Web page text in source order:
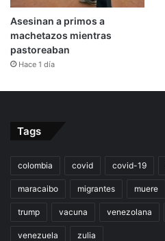
Asesinan a primos a
machetazos mientras
pastoreaban
Hace 1 día
Tags
colombia covid covid-19
maracaibo migrantes muere
trump vacuna venezolana
venezuela zulia